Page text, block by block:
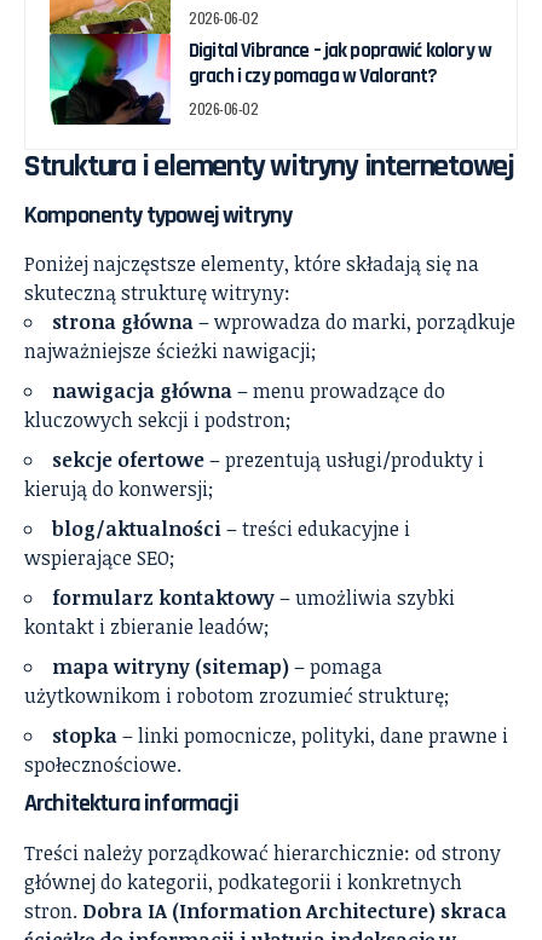
2026-06-02
Digital Vibrance – jak poprawić kolory w
grach i czy pomaga w Valorant?
2026-06-02
Struktura i elementy witryny internetowej
Komponenty typowej witryny
Poniżej najczęstsze elementy, które składają się na
skuteczną strukturę witryny:
strona główna– wprowadza do marki, porządkuje
najważniejsze ścieżki nawigacji;
nawigacja główna– menu prowadzące do
kluczowych sekcji i podstron;
sekcje ofertowe– prezentują usługi/produkty i
kierują do konwersji;
blog/aktualności– treści edukacyjne i
wspierające SEO;
formularz kontaktowy– umożliwia szybki
kontakt i zbieranie leadów;
mapa witryny (sitemap)– pomaga
użytkownikom i robotom zrozumieć strukturę;
stopka– linki pomocnicze, polityki, dane prawne i
społecznościowe.
Architektura informacji
Treści należy porządkować hierarchicznie: od strony
głównej do kategorii, podkategorii i konkretnych
stron. Dobra IA (Information Architecture) skraca